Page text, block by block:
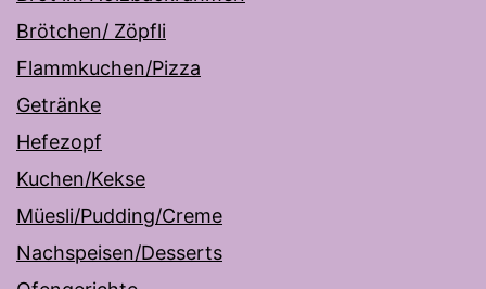
Brötchen/ Zöpfli
Flammkuchen/Pizza
Getränke
Hefezopf
Kuchen/Kekse
Müesli/Pudding/Creme
Nachspeisen/Desserts